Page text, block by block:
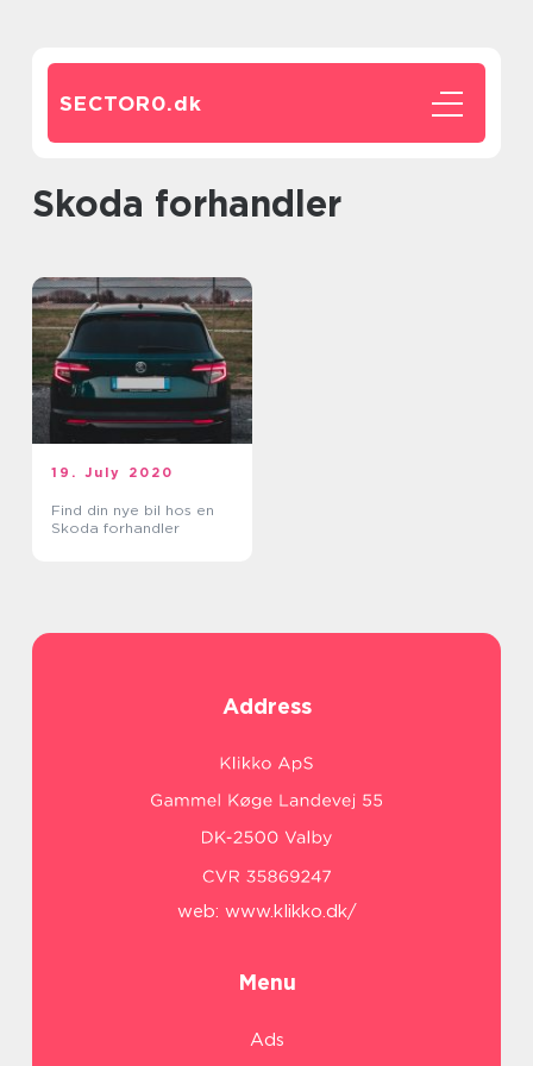
SECTOR0.dk
Skoda forhandler
19. July 2020
Find din nye bil hos en
Skoda forhandler
Address
web: www.klikko.dk/
Menu
Ads